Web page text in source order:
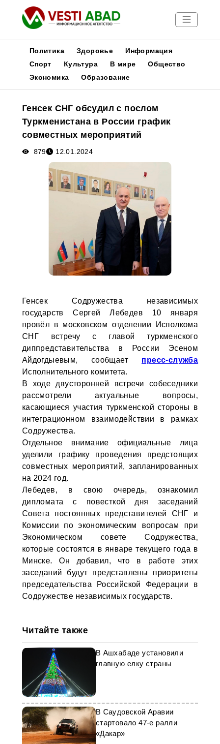
Новости
Медиа
Афиша
Политика Здоровье
Информация
Спорт
Культура В мире
Общество
Экономика
Образование
Генсек СНГ обсудил с послом
Туркменистана в России график
совместных мероприятий
879 12.01.2024
Генсек Содружества независимых
государств Сергей Лебедев 10 января
провёл в московском отделении Исполкома
СНГ встречу с главой туркменского
диппредставительства в России Эсеном
Айдогдыевым, сообщает пресс-служба
Исполнительного комитета.
В ходе двусторонней встречи собеседники
рассмотрели актуальные вопросы,
касающиеся участия туркменской стороны в
интеграционном взаимодействии в рамках
Содружества.
Отдельное внимание официальные лица
уделили графику проведения предстоящих
совместных мероприятий, запланированных
на 2024 год.
Лебедев, в свою очередь, ознакомил
дипломата с повесткой дня заседаний
Совета постоянных представителей СНГ и
Комиссии по экономическим вопросам при
Экономическом совете Содружества,
которые состоятся в январе текущего года в
Минске. Он добавил, что в работе этих
заседаний будут представлены приоритеты
председательства Российской Федерации в
Содружестве независимых государств.
Читайте также
В Ашхабаде установили
главную елку страны
В Саудовской Аравии
стартовало 47-е ралли
«Дакар»